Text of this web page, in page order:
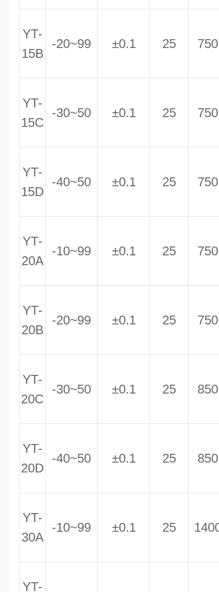
YT-
15B
-20~99 ±0.1 25 750
YT-
15C
-30~50 ±0.1 25 750
YT-
15D
-40~50 ±0.1 25 750
YT-
20A
-10~99 ±0.1 25 750
YT-
20B
-20~99 ±0.1 25 750
YT-
20C
-30~50 ±0.1 25 850
YT-
20D
-40~50 ±0.1 25 850
YT-
30A
-10~99 ±0.1 25
YT-